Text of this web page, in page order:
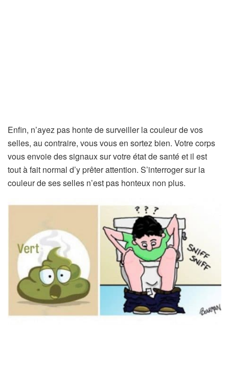
Enfin, n’ayez pas honte de surveiller la couleur de vos
selles, au contraire, vous vous en sortez bien. Votre corps
vous envoie des signaux sur votre état de santé et il est
tout à fait normal d’y prêter attention. S’interroger sur la
couleur de ses selles n’est pas honteux non plus.